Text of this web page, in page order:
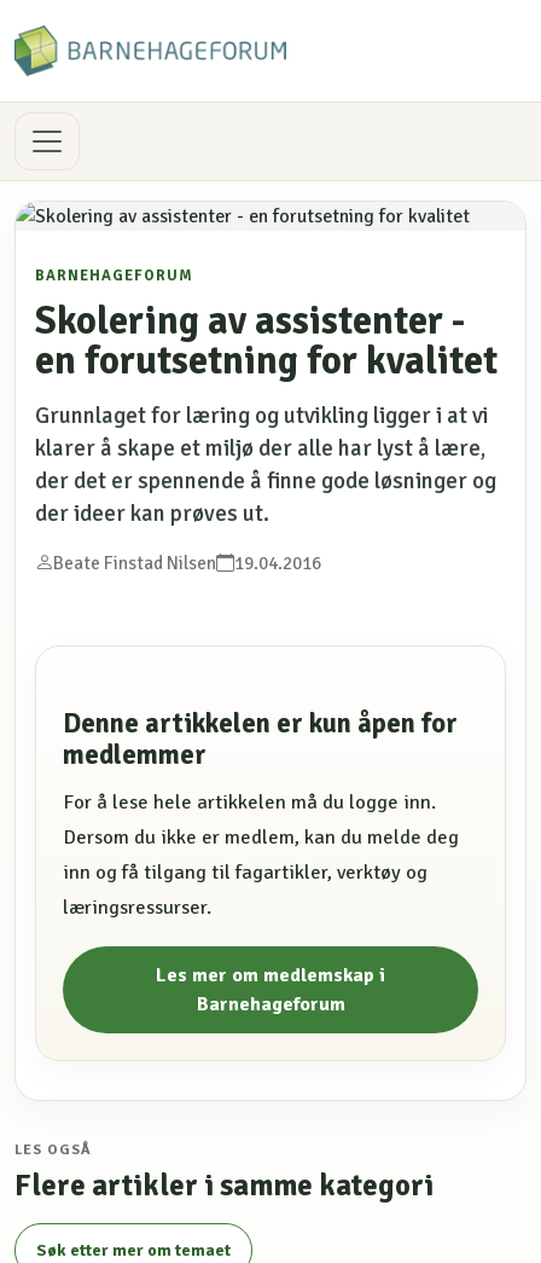
BARNEHAGEFORUM
Skolering av assistenter -
en forutsetning for kvalitet
Grunnlaget for læring og utvikling ligger i at vi
klarer å skape et miljø der alle har lyst å lære,
der det er spennende å finne gode løsninger og
der ideer kan prøves ut.
Beate Finstad Nilsen 19.04.2016
Denne artikkelen er kun åpen for
medlemmer
For å lese hele artikkelen må du logge inn.
Dersom du ikke er medlem, kan du melde deg
inn og få tilgang til fagartikler, verktøy og
læringsressurser.
Les mer om medlemskap i
Barnehageforum
LES OGSÅ
Flere artikler i samme kategori
Søk etter mer om temaet